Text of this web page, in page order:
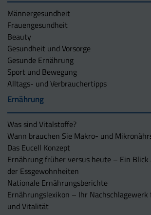
Männergesundheit
Frauengesundheit
Beauty
Gesundheit und Vorsorge
Gesunde Ernährung
Sport und Bewegung
Alltags- und Verbrauchertipps
Ernährung
Was sind Vitalstoffe?
Wann brauchen Sie Makro- und
Das Eucell Konzept
Ernährung früher versus heute – Ein Blick
der Essgewohnheiten
Nationale Ernährungsberichte
Ernährungslexikon – Ihr
und Vitalität